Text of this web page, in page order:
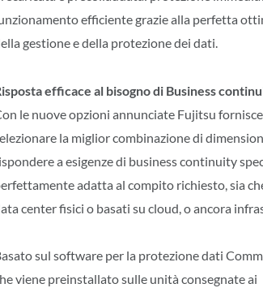
efficiente grazie alla perfetta
gestione e della protezione dei dati.
efficace al bisogno di Business
le nuove opzioni annunciate Fujitsu
la miglior combinazione di
a esigenze di business continuity
adatta al compito richiesto, sia
center fisici o basati su cloud, o ancora
sul software per la protezione dati
viene preinstallato sulle unità consegnate ai